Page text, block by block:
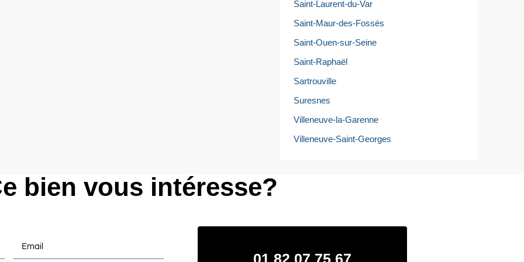
Saint-Laurent-du-Var
Saint-Maur-des-Fossés
Saint-Ouen-sur-Seine
Saint-Raphaël
Sartrouville
Suresnes
Villeneuve-la-Garenne
Villeneuve-Saint-Georges
bien vous intéresse?
01 82 07 75 67